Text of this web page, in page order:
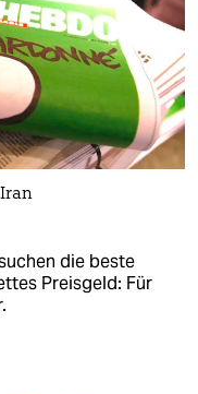
die beste
Preisgeld: Für